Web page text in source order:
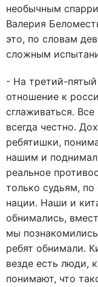
необычным
Валерия
это, по словам
сложным
- На третий-пятый
отношение к
сглаживаться.
всегда честно.
ребятишки,
нашим и
реальное
только судьям,
нации. Наши и
обнимались,
мы
ребят обнимали.
везде есть люди,
понимают, что